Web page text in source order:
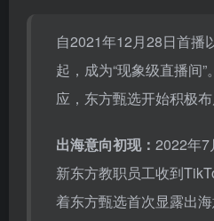
自2021年12月28日首播
起，成为“现象级直播间”
应，东方甄选开始积极布
出海意向初现： 2022年7
新东方教职员工收到
着东方甄选首次显露出